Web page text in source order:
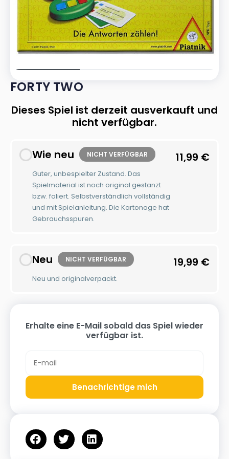
FORTY TWO
Dieses Spiel ist derzeit ausverkauft und
nicht verfügbar.
Wie neu NICHT VERFÜGBAR
Guter, unbespielter Zustand. Das
Spielmaterial ist noch original gestanzt
bzw. foliert. Selbstverständlich vollständig
und mit Spielanleitung. Die Kartonage hat
Gebrauchsspuren.
11,99 €
Neu NICHT VERFÜGBAR
Neu und originalverpackt.
19,99 €
Erhalte eine E-Mail sobald das Spiel wieder
verfügbar ist.
Benachrichtige mich